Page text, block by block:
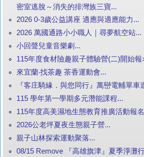
密室逃脫～消失的排灣族三寶...
2026 0-3歲公益講座 適應與適應能力...
2026 萬國通路小小職人｜尋夢航空站...
小回聲兒童音樂劇...
115年度食材險趣親子體驗營(二)開始報
來宜蘭‧找茶趣 茶香運動會...
『客庄騎緣．與您同行』萬巒電輔單車
115 學年第一學期多元潛能課程...
115年度高美濕地生態教育推廣活動報
2026公老坪夏夜生態親子營...
親子山林探索運動聚落...
08/15 Remove 『高雄旗津』夏季淨灘